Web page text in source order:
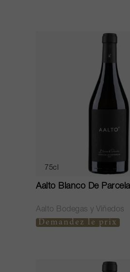
75cl
Aalto Blanco De
Aalto Bodegas y Viñedos
Demandez le prix